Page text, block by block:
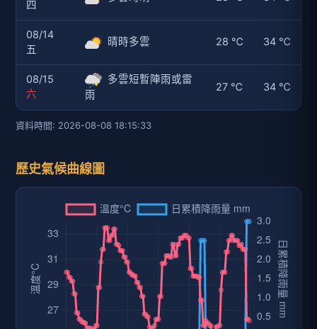
四
08/14
五
晴時多雲 28 ℃ 34 ℃
08/15
六
多雲短暫陣雨或雷
雨
27 ℃ 34 ℃
資料時間: 2026-08-08 18:15:33
歷史氣候曲線圖